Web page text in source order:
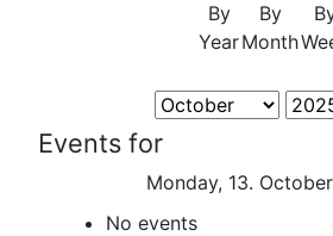
By
Year
By
Month
Events for
Monday, 13.
No events